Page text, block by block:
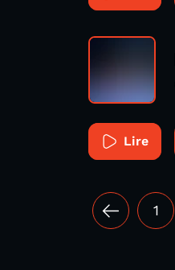
Lire
1